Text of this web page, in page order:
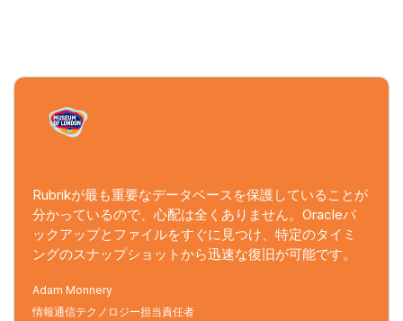
Rubrikが最も重要なデータベースを保護していることが
分かっているので、心配は全くありません。Oracleバ
ックアップとファイルをすぐに見つけ、特定のタイミ
ングのスナップショットから迅速な復旧が可能です。
Adam Monnery
情報通信テクノロジー担当責任者
従来のソリューションと比較した場合のRubrikの最大の
利点の1つが、Oracle RMANワークロードのポリシーベ
ースの管理機能です。Rubrikは従来のワークロード、仮
想ワークロード、クラウドワークロードをまたがる同
Edward Poll